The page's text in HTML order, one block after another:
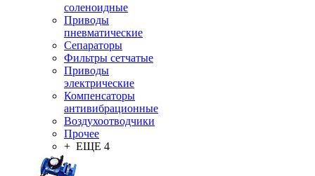
соленоидные
Приводы
пневматические
Сепараторы
Фильтры сетчатые
Приводы
электрические
Компенсаторы
антивибрационные
Воздухоотводчики
Прочее
+ ЕЩЕ 4